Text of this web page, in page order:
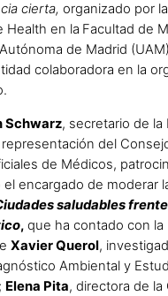
cierta, organizado por la
Health en la Facultad de
de Madrid
colaboradora en la
Schwarz, secretario de la
del
de Médicos,
el encargado de moderar
saludables
, que ha contado con la
Xavier Querol,
Ambiental y
Elena Pita, directora de la